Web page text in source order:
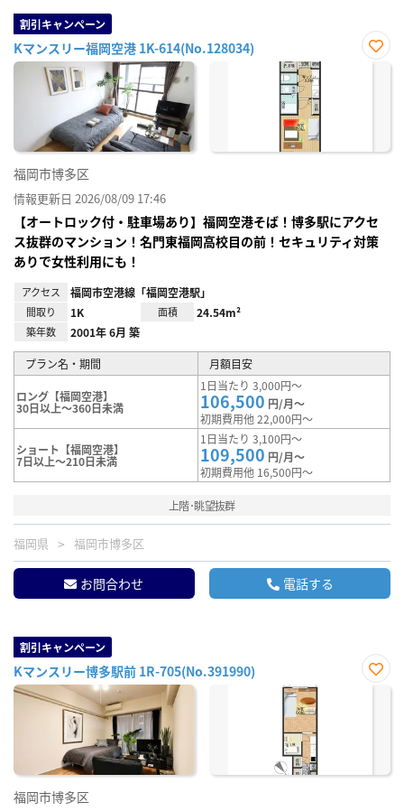
割引キャンペーン
Kマンスリー福岡空港 1K-614(No.128034)
お気
福岡市博多区
情報更新日 2026/08/09 17:46
【オートロック付・駐車場あり】福岡空港そば！博多駅にアクセ
ス抜群のマンション！名門東福岡高校目の前！セキュリティ対策
ありで女性利用にも！
アクセス 福岡市空港線「福岡空港駅」
間取り 1K 面積 24.54m²
築年数 2001年 6月 築
プラン名・期間 月額目安
ロング【福岡空港】
30日以上～360日未満
1日当たり 3,000円～
106,500 円/月～
初期費用他 22,000円～
ショート【福岡空港】
7日以上～210日未満
1日当たり 3,100円～
109,500 円/月～
初期費用他 16,500円～
上階･眺望抜群
福岡県 福岡市博多区
お問合わせ 電話する
割引キャンペーン
Kマンスリー博多駅前 1R-705(No.391990)
お気
福岡市博多区